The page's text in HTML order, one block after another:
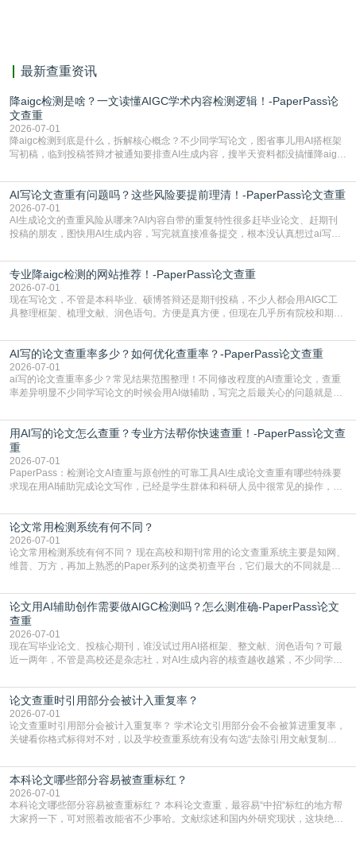
最新查重资讯
降aigc检测是啥？一文读懂AIGC学术内容检测逻辑！-PaperPass论
文查重
2026-07-01
降aigc检测到底是什么，拆解核心概念？不少同学写论文，图省事儿用AI搭框架
写初稿，临到投稿答辩才被通知要排查AI生成内容，搜半天资料都没搞懂降aigc
怕是已经入行的科研人员，不少人也搞不清降aigc检测是啥，对相关要求摸不
准。其实，降aigc检测是伴随AIGC工具在学术领域普及诞生的新需求，核心是为
了满足现在高校、期刊对AI生
AI写论文查重有问题吗？这些风险要提前理清！-PaperPass论文查重
2026-07-01
AI生成论文的查重风险从哪来?AI内容自带的重复特性很多赶毕业论文、赶期刊
投稿的朋友，图快用AI生成内容，写完就直接准备提交，根本没认真想过ai写论
自带不可忽视的查重风险。AI训练依赖海量公开的文本数据，生成内容本质是基
于训练数据的概率拼接，不是从零开始的原创创作。生成过程中，很容易复用已
有的高频公共表述，甚至直接拼接已经公开
专业降aigc检测的网站推荐！-PaperPass论文查重
2026-07-01
现在写论文，不管是本科毕业、硕博答辩还是期刊投稿，不少人都会用AIGC工
具整理框架、梳理文献、润色语句。方便是真方便，但现在几乎所有院校和期刊
五遍还是过不了预检测的大有人在，这时候，找到靠谱的降AIGC检测率的网
站，就能少走好多弯路。PaperPass：守护学术原创性的智能伙伴AIGC生成内
容的学术合规痛点去年帮一个本科师弟改
AI写的论文查重率多少？如何优化查重率？-PaperPass论文查重
2026-07-01
ai写的论文查重率多少？常见结果范围整理！不同修改程度的AI查重论文，查重
率差异明显不少同学写论文的时候会用AI做辅助，写完之后最关心的问题就是ai
实际情况和大家想的不太一样。AI训练依赖海量公开学术文献、网络内容，生成
内容本质是按照语义概率拼接已有内容，很容易和已发布的作品撞重复，甚至会
直接引用整段已有内容，所以查重率偏高是
用AI写的论文怎么查重？专业方法帮你快速查重！-PaperPass论文查
重
2026-07-01
PaperPass：检测论文AI查重与原创性的可靠工具AI生成论文查重有哪些特殊要
求现在用AI辅助完成论文写作，已经是学生群体和科研人员中很常见的操作，不
但很多人忽略了，AI生成的内容天生带有重复风险——训练AI的数据集本身就包
含大量已公开的学术内容、网络原创内容，AI输出内容时很容易无意识拼接出重
复片
论文常用检测系统有何不同？
2026-07-01
论文常用检测系统有何不同？ 现在高校和期刊常用的论文查重系统主要是知网、
维普、万方，再加上熟悉的Paper系列的这类初查平台，它们最大的不同就是数
查数值误导。知网（CNKI）是学校定稿检测的绝对主流。本科用PMLC，含大学
生联合比对库，能比历届学长论文，硕博用VIP/TMLC，含学术论文联合比对
库，期刊投稿用AMLMC/SML
论文用AI辅助创作需要做AIGC检测吗？怎么测准确-PaperPass论文
查重
2026-07-01
现在写毕业论文、投核心期刊，谁没试过用AI搭框架、整文献、润色语句？可最
近一两年，不管是高校还是杂志社，对AI生成内容的核查越收越紧，不少同学投
真的太亏。提前做AIGC检测，已经成了很多过来人交稿前必做的一步。为什么
AIGC检测成了论文答辩投稿前的必备项？可能还有不少人觉得，我就用AI搭了个
框架，内容都是自己写的，至于做AIG
论文查重时引用部分会被计入重复率？
2026-07-01
论文查重时引用部分会被计入重复率？ 学术论文引用部分会不会被算进重复率，
关键看你格式标得对不对，以及学校查重系统有没有勾选“去除引用文献复制
独占一行，每条文献用[1][2]方括号编号、与正文一一对应，著录项符合GB/T
7714（作者、题名、刊名、年、卷期、页码齐全，标点用半角）；查重系统识别
成功后通常把这段标为引用，
本科论文哪些部分容易被查重标红？
2026-07-01
本科论文哪些部分容易被查重标红？ 本科论文查重，最容易“中招“标红的地方帮
大家捋一下，可对照着改能省不少事哈。文献综述和国内外研究现状，这块绝对